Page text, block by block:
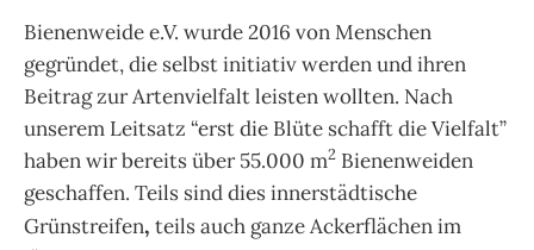
Bienenweide e.V. wurde 2016 von Menschen
gegründet, die selbst initiativ werden und ihren
Beitrag zur Artenvielfalt leisten wollten. Nach
unserem Leitsatz “erst die Blüte schafft die Vielfalt”
haben wir bereits über 55.000 m2 Bienenweiden
geschaffen. Teils sind dies innerstädtische
Grünstreifen, teils auch ganze Ackerflächen im